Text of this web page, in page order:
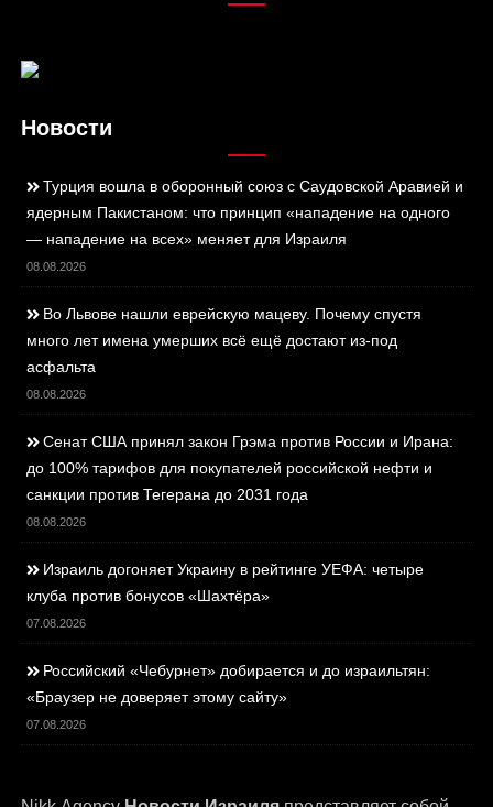
Новости
Турция вошла в оборонный союз с Саудовской Аравией и
ядерным Пакистаном: что принцип «нападение на одного
— нападение на всех» меняет для Израиля
08.08.2026
Во Львове нашли еврейскую мацеву. Почему спустя
много лет имена умерших всё ещё достают из-под
асфальта
08.08.2026
Сенат США принял закон Грэма против России и Ирана:
до 100% тарифов для покупателей российской нефти и
санкции против Тегерана до 2031 года
08.08.2026
Израиль догоняет Украину в рейтинге УЕФА: четыре
клуба против бонусов «Шахтёра»
07.08.2026
Российский «Чебурнет» добирается и до израильтян:
«Браузер не доверяет этому сайту»
07.08.2026